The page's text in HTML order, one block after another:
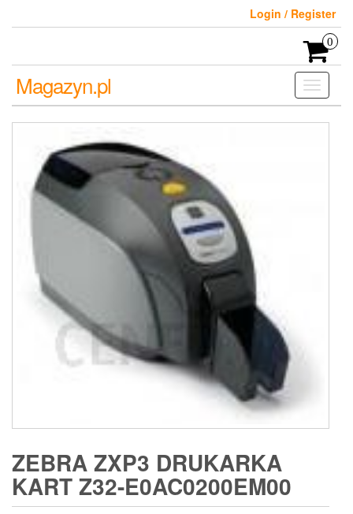
Login / Register
0
Toggle
Magazyn.pl
ZEBRA ZXP3 DRUKARKA
KART Z32-E0AC0200EM00